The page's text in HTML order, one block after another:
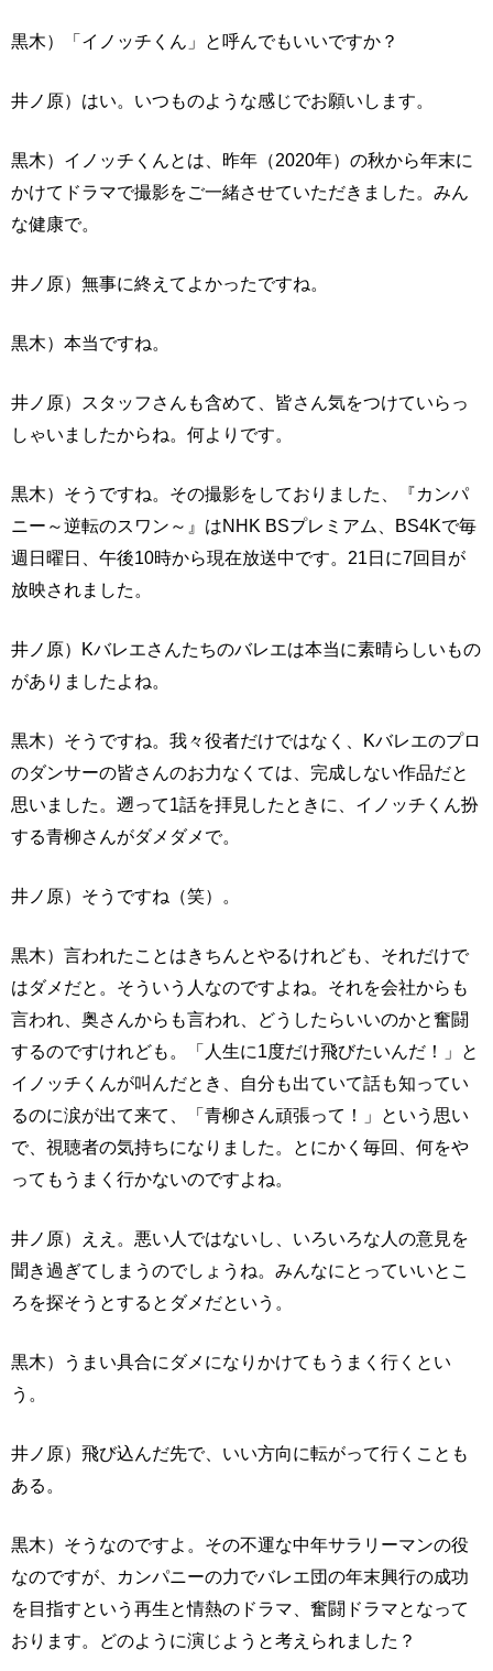
黒木）「イノッチくん」と呼んでもいいですか？
井ノ原）はい。いつものような感じでお願いします。
黒木）イノッチくんとは、昨年（2020年）の秋から年末に
かけてドラマで撮影をご一緒させていただきました。みん
な健康で。
井ノ原）無事に終えてよかったですね。
黒木）本当ですね。
井ノ原）スタッフさんも含めて、皆さん気をつけていらっ
しゃいましたからね。何よりです。
黒木）そうですね。その撮影をしておりました、『カンパ
ニー～逆転のスワン～』はNHK BSプレミアム、BS4Kで毎
週日曜日、午後10時から現在放送中です。21日に7回目が
放映されました。
井ノ原）Kバレエさんたちのバレエは本当に素晴らしいもの
がありましたよね。
黒木）そうですね。我々役者だけではなく、Kバレエのプロ
のダンサーの皆さんのお力なくては、完成しない作品だと
思いました。遡って1話を拝見したときに、イノッチくん扮
する青柳さんがダメダメで。
井ノ原）そうですね（笑）。
黒木）言われたことはきちんとやるけれども、それだけで
はダメだと。そういう人なのですよね。それを会社からも
言われ、奥さんからも言われ、どうしたらいいのかと奮闘
するのですけれども。「人生に1度だけ飛びたいんだ！」と
イノッチくんが叫んだとき、自分も出ていて話も知ってい
るのに涙が出て来て、「青柳さん頑張って！」という思い
で、視聴者の気持ちになりました。とにかく毎回、何をや
ってもうまく行かないのですよね。
井ノ原）ええ。悪い人ではないし、いろいろな人の意見を
聞き過ぎてしまうのでしょうね。みんなにとっていいとこ
ろを探そうとするとダメだという。
黒木）うまい具合にダメになりかけてもうまく行くとい
う。
井ノ原）飛び込んだ先で、いい方向に転がって行くことも
ある。
黒木）そうなのですよ。その不運な中年サラリーマンの役
なのですが、カンパニーの力でバレエ団の年末興行の成功
を目指すという再生と情熱のドラマ、奮闘ドラマとなって
おります。どのように演じようと考えられました？